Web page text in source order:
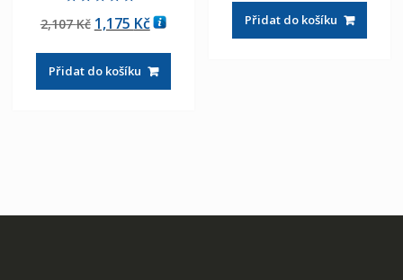
5.00
z 5
2,107Kč Původní
byla:
2,107 Kč
1,175 KčAktuální
je:
1,175 Kč
Přidat do košíku
byla:
2,107 Kč
je:
1,175 Kč
Přidat do košíku